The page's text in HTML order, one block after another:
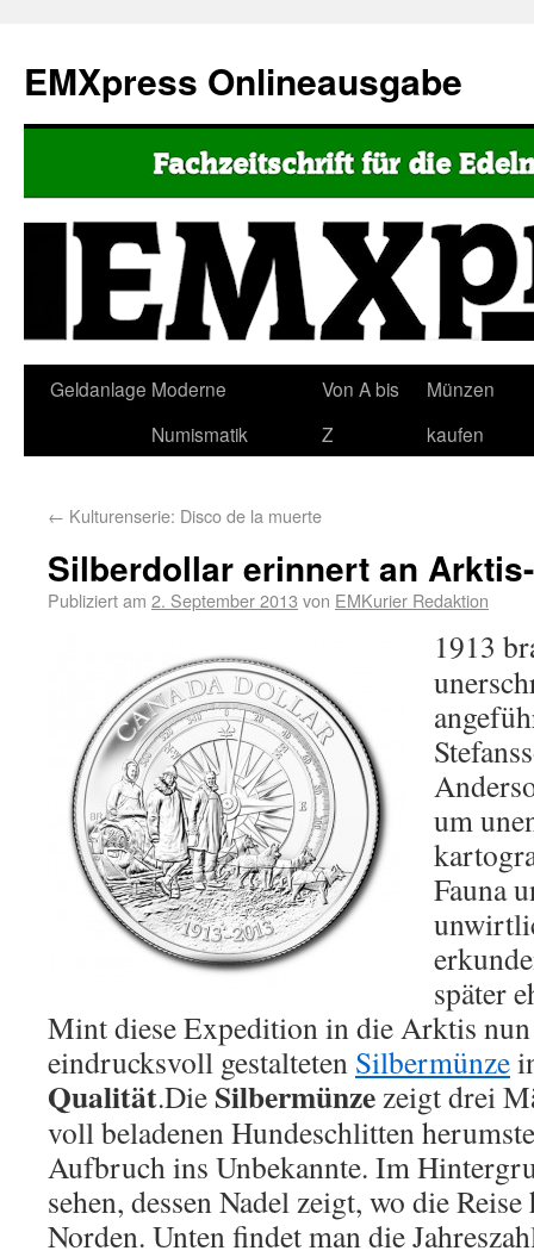
EMXpress Onlineausgabe
Geldanlage Moderne
Numismatik
Von A bis
Z
Münzen
kaufen
← Kulturenserie: Disco de la muerte
Silberdollar erinnert an
Publiziert am 2. September 2013 von EMKurier Redaktion
1913
um
Fauna
später
Mint diese Expedition in die Arktis
eindrucksvoll gestalteten Silbermünze
Qualität.Die Silbermünzezeigt drei
voll beladenen Hundeschlitten
Aufbruch ins Unbekannte. Im
sehen, dessen Nadel zeigt, wo die
Norden. Unten findet man die